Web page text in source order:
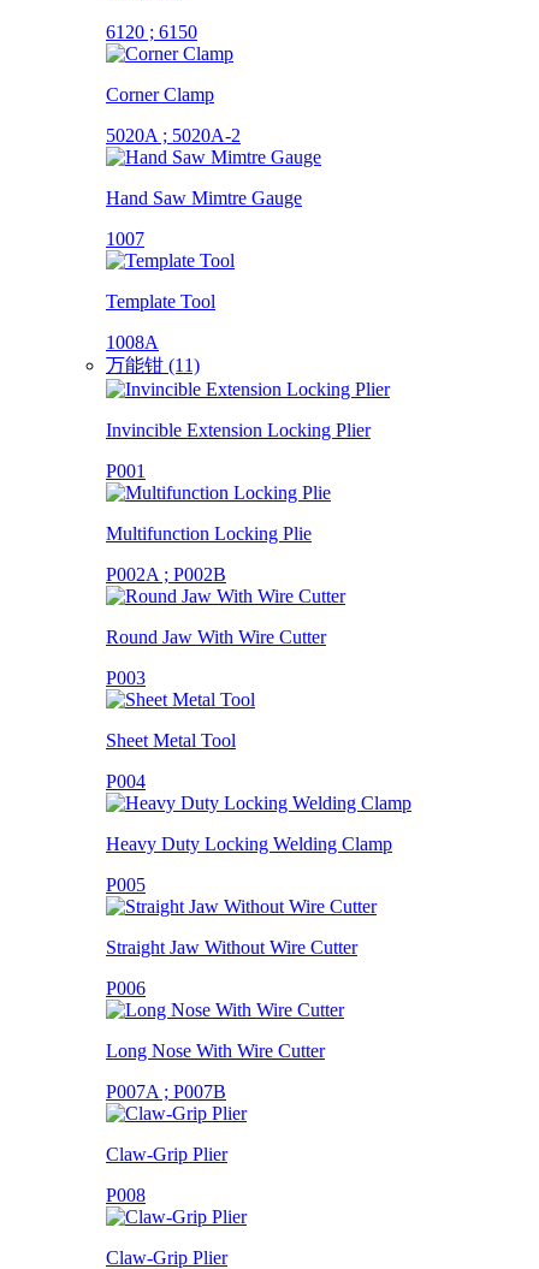
6120 ; 6150
Corner Clamp
5020A ; 5020A-2
Hand Saw Mimtre Gauge
1007
Template Tool
1008A
万能钳 (11)
Invincible Extension Locking Plier
P001
Multifunction Locking Plie
P002A ; P002B
Round Jaw With Wire Cutter
P003
Sheet Metal Tool
P004
Heavy Duty Locking Welding Clamp
P005
Straight Jaw Without Wire Cutter
P006
Long Nose With Wire Cutter
P007A ; P007B
Claw-Grip Plier
P008
Claw-Grip Plier